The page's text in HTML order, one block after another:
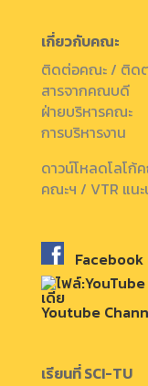
เกี่ยวกับคณะ
ติดต่อคณะ / ติด
สารจากคณบดี
ฝ่ายบริหารคณะ
การบริหารงาน
ดาวน์โหลดโลโก้
คณะฯ / VTR แน
Facebook
Youtube
เรียนที่ SCI-TU